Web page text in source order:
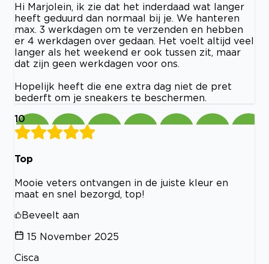
Hi Marjolein, ik zie dat het inderdaad wat langer
heeft geduurd dan normaal bij je. We hanteren
max. 3 werkdagen om te verzenden en hebben
er 4 werkdagen over gedaan. Het voelt altijd veel
langer als het weekend er ook tussen zit, maar
dat zijn geen werkdagen voor ons.
Hopelijk heeft die ene extra dag niet de pret
bederft om je sneakers te beschermen.
10
Top
Mooie veters ontvangen in de juiste kleur en
maat en snel bezorgd, top!
Beveelt aan
15 November 2025
Cisca